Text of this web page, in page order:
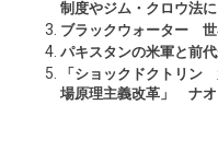
制度やジム・クロウ法に
ブラックウォーター
パキスタンの米軍と前
「ショックドクトリン
場原理主義改革」 ナ